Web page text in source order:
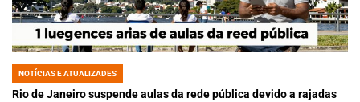
POSTED
IN
NOTÍCIAS E ATUALIZADES
Rio de Janeiro suspende aulas da rede pública devido a rajadas